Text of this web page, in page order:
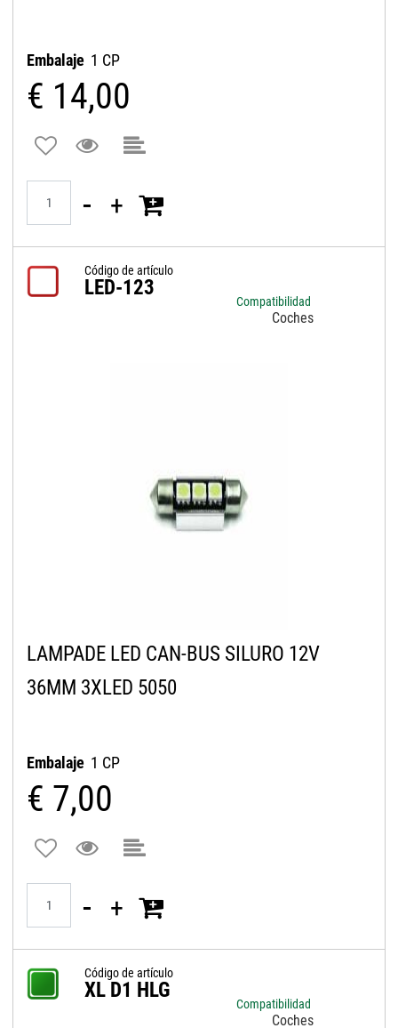
Embalaje 1 CP
€ 14,00
Código de artículo
LED-123
Compatibilidad
Coches
LAMPADE LED CAN-BUS SILURO 12V
36MM 3XLED 5050
Embalaje 1 CP
€ 7,00
Código de artículo
XL D1 HLG
Compatibilidad
Coches